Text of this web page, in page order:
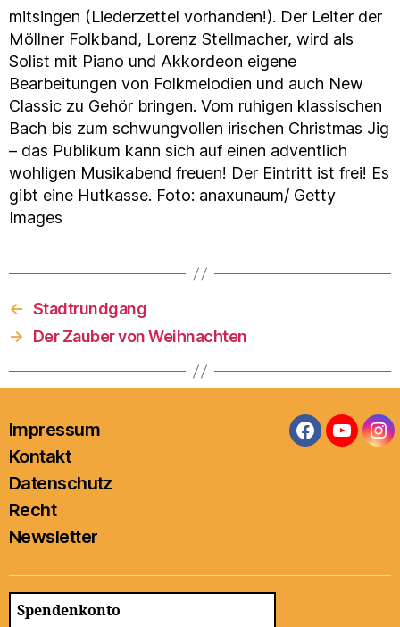
mitsingen (Liederzettel vorhanden!). Der Leiter der
Möllner Folkband, Lorenz Stellmacher, wird als
Solist mit Piano und Akkordeon eigene
Bearbeitungen von Folkmelodien und auch New
Classic zu Gehör bringen. Vom ruhigen klassischen
Bach bis zum schwungvollen irischen Christmas Jig
– das Publikum kann sich auf einen adventlich
wohligen Musikabend freuen! Der Eintritt ist frei! Es
gibt eine Hutkasse. Foto: anaxunaum/ Getty
Images
← Stadtrundgang
→
Der Zauber von Weihnachten
Impressum
Kontakt
Datenschutz
Recht
Newsletter
Facebook
Spendenkonto